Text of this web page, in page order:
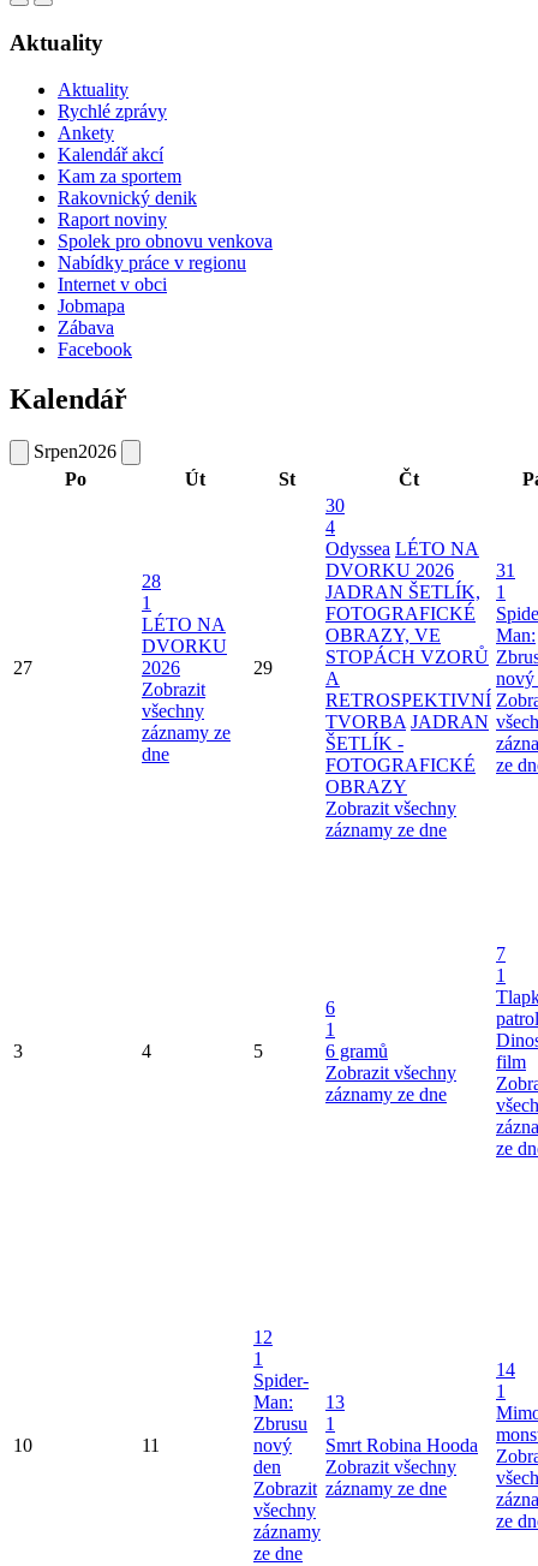
Aktuality
Aktuality
Rychlé zprávy
Ankety
Kalendář akcí
Kam za sportem
Rakovnický denik
Raport noviny
Spolek pro obnovu venkova
Nabídky práce v regionu
Internet v obci
Jobmapa
Zábava
Facebook
Kalendář
Srpen2026
Po
Út St Čt
27
28
1
LÉTO NA
DVORKU
2026
Zobrazit
všechny
záznamy ze
dne
29
30
4
Odyssea LÉTO NA
DVORKU 2026
JADRAN ŠETLÍK,
FOTOGRAFICKÉ
OBRAZY, VE
STOPÁCH VZORŮ
A
RETROSPEKTIVNÍ
TVORBA JADRAN
ŠETLÍK -
FOTOGRAFICKÉ
OBRAZY
Zobrazit všechny
záznamy ze dne
31
1
Man:
nový
ze
3 4 5
6
1
6 gramů
Zobrazit všechny
záznamy ze dne
7
1
film
ze
10 11
12
1
Spider-
Man:
Zbrusu
nový
den
Zobrazit
všechny
záznamy
ze dne
13
1
Smrt Robina Hooda
Zobrazit všechny
záznamy ze dne
14
1
ze